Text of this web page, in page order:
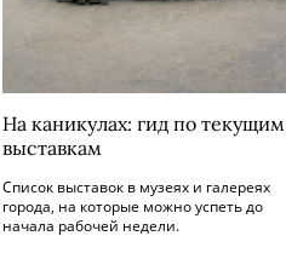
На каникулах: гид по текущим
выставкам
Список выставок в музеях и галереях
города, на которые можно успеть до
начала рабочей недели.